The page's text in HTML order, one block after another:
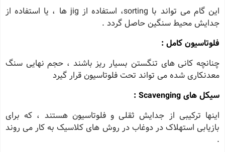
این گام می تواند با sorting، استفاده از jig ها ، یا استفاده از
جدایش محیط سنگین حاصل گردد .
فلوتاسیون کامل :
چنانچه کانی های تنگستن بسیار ریز باشند ، حجم نهایی سنگ
معدنکاری شده می تواند تحت فلوتاسیون قرار گیرد
سیکل های Scavenging :
اینها ترکیبی از جدایش ثقلی و فلوتاسیون هستند ، که برای
بازیابی استهلاک در دوغاب در روش های کلاسیک به کار می روند
.